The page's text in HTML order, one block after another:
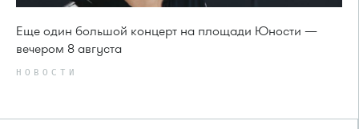
Еще один большой концерт на площади Юности —
вечером 8 августа
НОВОСТИ